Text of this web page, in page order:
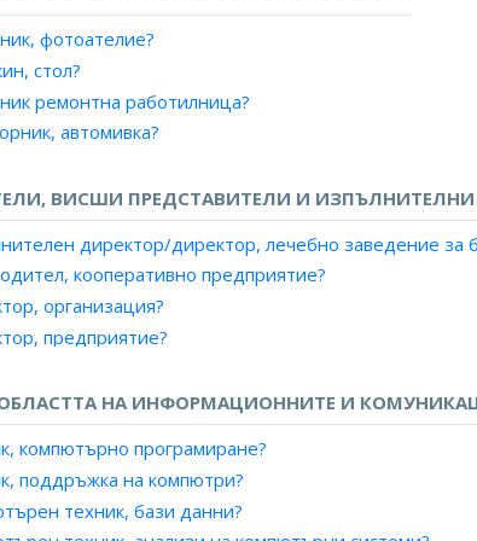
компютърни престъпления?
сигурност на данни?
фотоателие?
стол?
ремонтна работилница?
автомивка?
клуб?
ателие?
дейности?
ВИСШИ ПРЕДСТАВИТЕЛИ И ИЗПЪЛНИТЕЛНИ
директор/директор, лечебно заведение за
кооперативно предприятие?
организация?
предприятие?
вестник?
радио?
телевизия?
директор, организация?
директор, предприятие?
отдел в транспорта и въздушното
НА ИНФОРМАЦИОННИТЕ И
компютърно програмиране?
поддръжка на компютри?
техник, бази данни?